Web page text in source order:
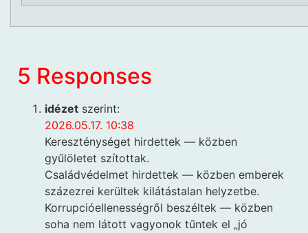
5 Responses
idézet szerint:
2026.05.17. 10:38
Kereszténységet hirdettek — közben
gyűlöletet szítottak.
Családvédelmet hirdettek — közben emberek
százezrei kerültek kilátástalan helyzetbe.
Korrupcióellenességről beszéltek — közben
soha nem látott vagyonok tűntek el „jó